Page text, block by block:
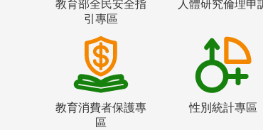
教育部全民安全指
引專區
人體研究倫理申
教育消費者保護專
區
性別統計專區